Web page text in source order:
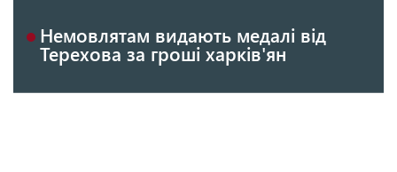
Немовлятам видають медалі від
Терехова за гроші харків'ян